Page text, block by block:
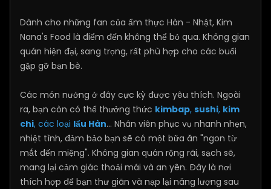
Dành cho những fan của ẩm thực Hàn - Nhật, Kim
Nana's Food là điểm đến không thể bỏ qua. Không gian
quán hiện đại, sang trọng, rất phù hợp cho các buổi
gặp gỡ bạn bè.
Các món nướng ở đây cực kỳ được yêu thích. Ngoài
ra, bạn còn có thể thưởng thức kimbap, sushi, kim
chi, các loại lẩu Hàn... Nhân viên phục vụ nhanh nhẹn,
nhiệt tình, đảm bảo bạn sẽ có một bữa ăn "ngon từ
mắt đến miệng". Không gian quán rộng rãi, sạch sẽ,
mang lại cảm giác thoải mái và an yên. Đây là nơi
thích hợp để bạn thư giãn và nạp lại năng lượng sau